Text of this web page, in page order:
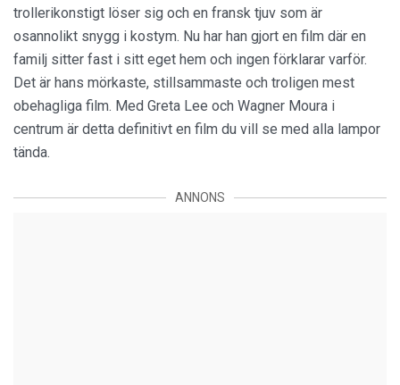
trollerikonstigt löser sig och en fransk tjuv som är
osannolikt snygg i kostym. Nu har han gjort en film där en
familj sitter fast i sitt eget hem och ingen förklarar varför.
Det är hans mörkaste, stillsammaste och troligen mest
obehagliga film. Med Greta Lee och Wagner Moura i
centrum är detta definitivt en film du vill se med alla lampor
tända.
ANNONS